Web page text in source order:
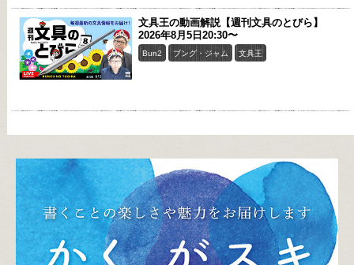
文具王の動画解説【週刊文具のとびら】
2026年8月5日20:30〜
Bun2 ブング・ジャム 文具王